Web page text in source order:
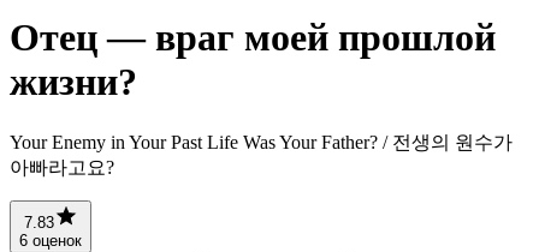
Отец — враг моей прошлой
жизни?
Your Enemy in Your Past Life Was Your Father? / 전생의 원수가
아빠라고요?
7.83
6 оценок